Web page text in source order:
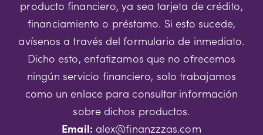
producto financiero, ya sea tarjeta de crédito,
financiamiento o préstamo. Si esto sucede,
avísenos a través del formulario de inmediato.
Dicho esto, enfatizamos que no ofrecemos
ningún servicio financiero, solo trabajamos
como un enlace para consultar información
sobre dichos productos.
Email: alex@finanzzzas.com